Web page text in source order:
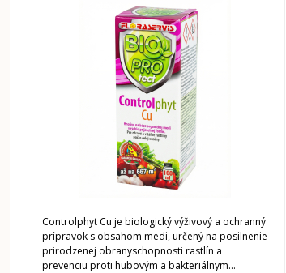
Controlphyt Cu je biologický výživový a ochranný
prípravok s obsahom medi, určený na posilnenie
prirodzenej obranyschopnosti rastlín a
prevenciu proti hubovým a bakteriálnym